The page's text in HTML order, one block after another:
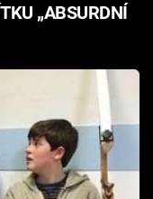
„ABSURDNÍ